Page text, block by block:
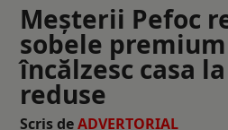
Meșterii Pefoc
sobele
încălzesc casa
reduse
Scris deADVERTORIAL